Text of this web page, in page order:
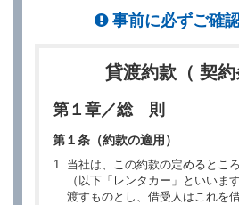
事前に必ずご確
貸渡約款（ 契約
第１章／総 則
第１条（約款の適用）
当社は、この約款の定めるとこ
（以下「レンタカー」といいま
渡すものとし、借受人はこれを